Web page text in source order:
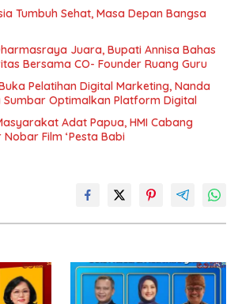
Tumbuh Sehat, Masa Depan Bangsa
Juara, Bupati Annisa Bahas
Bersama CO- Founder Ruang Guru
Pelatihan Digital Marketing, Nanda
Sumbar Optimalkan Platform Digital
Adat Papua, HMI Cabang
Film ‘Pesta Babi